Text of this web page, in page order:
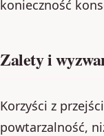
konieczność
Zalety i
Korzyści z
powtarzalność,